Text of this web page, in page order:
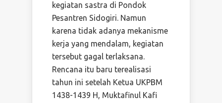
kegiatan sastra di Pondok
Pesantren Sidogiri. Namun
karena tidak adanya mekanisme
kerja yang mendalam, kegiatan
tersebut gagal terlaksana.
Rencana itu baru terealisasi
tahun ini setelah Ketua UKPBM
1438-1439 H, Muktafinul Kafi